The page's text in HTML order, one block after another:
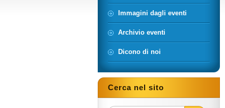
Immagini dagli eventi
Archivio eventi
Dicono di noi
Cerca nel sito